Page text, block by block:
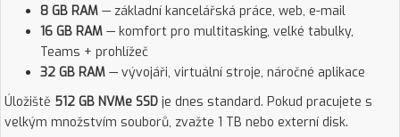
8 GB RAM — základní kancelářská práce, web, e-mail
16 GB RAM — komfort pro multitasking, velké tabulky,
Teams + prohlížeč
32 GB RAM — vývojáři, virtuální stroje, náročné aplikace
Úložiště 512 GB NVMe SSD je dnes standard. Pokud pracujete s
velkým množstvím souborů, zvažte 1 TB nebo externí disk.